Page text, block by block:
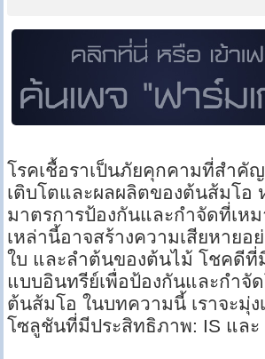
โรคเชื้อราเป็นภัยคุกคามที่สำคั
เติบโตและผลผลิตของต้นส้มโอ
มาตรการป้องกันและกำจัดที่เห
เหล่านี้อาจสร้างความเสียหายอ
ใบ และลำต้นของต้นไม้ โชคดี
แบบอินทรีย์เพื่อป้องกันและกำจัด
ต้นส้มโอ ในบทความนี้ เราจะมุ่ง
โซลูชันที่มีประสิทธิภาพ: IS และ